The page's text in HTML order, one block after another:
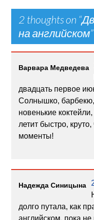
2 thoughts on “
на английском”
Варвара Медведева
двадцать первое
Солнышко,
новенькие
летит быстро,
моменты!
Надежда Синицына
долго путала, как
английском, пока